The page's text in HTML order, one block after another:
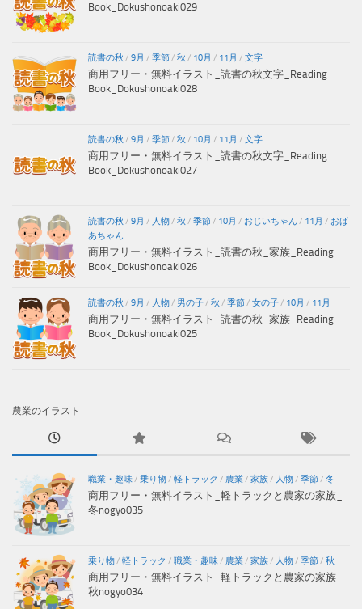
Book_Dokushonoaki029
読書の秋 / 9月 / 季節/ 秋 / 10月 / 11月 / 文字
商用フリー・無料イラスト_読書の秋文字_Reading
Book_Dokushonoaki028
読書の秋 / 9月 / 季節/ 秋 / 10月 / 11月 / 文字
商用フリー・無料イラスト_読書の秋文字_Reading
Book_Dokushonoaki027
読書の秋 / 9月 / 人物/ 秋 / 季節/ 10月 / おじいちゃん / 11月 / おば
あちゃん
商用フリー・無料イラスト_読書の秋_家族_Reading
Book_Dokushonoaki026
読書の秋 / 9月 / 人物/ 男の子/ 秋 / 季節/ 女の子/ 10月 / 11月
商用フリー・無料イラスト_読書の秋_家族_Reading
Book_Dokushonoaki025
農業のイラスト
職業・趣味/ 乗り物/ 軽トラック / 農業/ 家族/ 人物/ 季節/ 冬
商用フリー・無料イラスト_軽トラックと農家の家族_
冬nogyo035
乗り物/ 軽トラック / 職業・趣味/ 農業/ 家族/ 人物/ 季節/ 秋
商用フリー・無料イラスト_軽トラックと農家の家族_
秋nogyo034